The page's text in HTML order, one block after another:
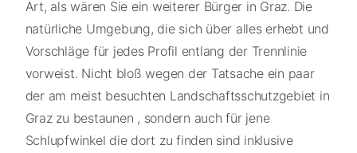
Art, als wären Sie ein weiterer Bürger in Graz. Die
natürliche Umgebung, die sich über alles erhebt und
Vorschläge für jedes Profil entlang der Trennlinie
vorweist. Nicht bloß wegen der Tatsache ein paar
der am meist besuchten Landschaftsschutzgebiet in
Graz zu bestaunen , sondern auch für jene
Schlupfwinkel die dort zu finden sind inklusive